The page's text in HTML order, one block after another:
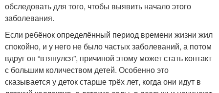
обследовать для того, чтобы выявить начало этого
заболевания.
Если ребёнок определённый период времени жизни жил
спокойно, и у него не было частых заболеваний, а потом
вдруг он “втянулся”, причиной этому может стать контакт
с большим количеством детей. Особенно это
сказывается у деток старше трёх лет, когда они идут в